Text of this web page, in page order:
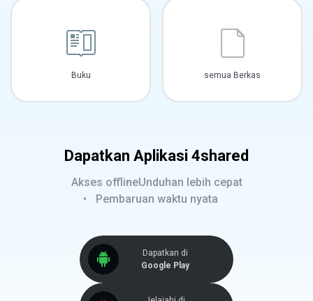
Buku semua Berkas
Dapatkan Aplikasi 4shared
Akses offlineUnduhan lebih cepat
Pembaruan waktu nyata
Dapatkan di
Google Play